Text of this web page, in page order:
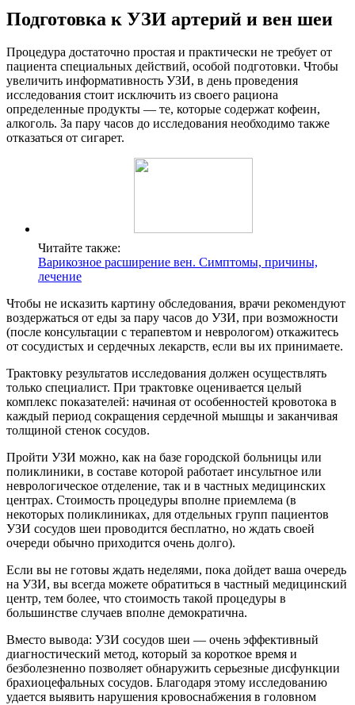
Подготовка к УЗИ артерий и вен шеи
Процедура достаточно простая и практически не требует от
пациента специальных действий, особой подготовки. Чтобы
увеличить информативность УЗИ, в день проведения
исследования стоит исключить из своего рациона
определенные продукты — те, которые содержат кофеин,
алкоголь. За пару часов до исследования необходимо также
отказаться от сигарет.
Читайте также:
Варикозное расширение вен. Симптомы, причины,
лечение
Чтобы не исказить картину обследования, врачи рекомендуют
воздержаться от еды за пару часов до УЗИ, при возможности
(после консультации с терапевтом и неврологом) откажитесь
от сосудистых и сердечных лекарств, если вы их принимаете.
Трактовку результатов исследования должен осуществлять
только специалист. При трактовке оценивается целый
комплекс показателей: начиная от особенностей кровотока в
каждый период сокращения сердечной мышцы и заканчивая
толщиной стенок сосудов.
Пройти УЗИ можно, как на базе городской больницы или
поликлиники, в составе которой работает инсультное или
неврологическое отделение, так и в частных медицинских
центрах. Стоимость процедуры вполне приемлема (в
некоторых поликлиниках, для отдельных групп пациентов
УЗИ сосудов шеи проводится бесплатно, но ждать своей
очереди обычно приходится очень долго).
Если вы не готовы ждать неделями, пока дойдет ваша очередь
на УЗИ, вы всегда можете обратиться в частный медицинский
центр, тем более, что стоимость такой процедуры в
большинстве случаев вполне демократична.
Вместо вывода: УЗИ сосудов шеи — очень эффективный
диагностический метод, который за короткое время и
безболезненно позволяет обнаружить серьезные дисфункции
брахиоцефальных сосудов. Благодаря этому исследованию
удается выявить нарушения кровоснабжения в головном